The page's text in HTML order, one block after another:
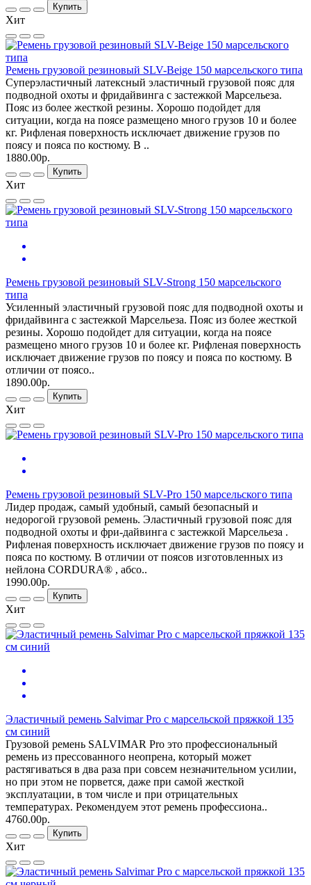
Купить
Хит
Ремень грузовой резиновый SLV-Beige 150 марсельского типа
Суперэластичный латексный эластичный грузовой пояс для
подводной охоты и фридайвинга с застежкой Марсельеза.
Пояс из более жесткой резины. Хорошо подойдет для
ситуации, когда на поясе размещено много грузов 10 и более
кг. Рифленая поверхность исключает движение грузов по
поясу и пояса по костюму. В ..
1880.00р.
Купить
Хит
Ремень грузовой резиновый SLV-Strong 150 марсельского
типа
Усиленный эластичный грузовой пояс для подводной охоты и
фридайвинга с застежкой Марсельеза. Пояс из более жесткой
резины. Хорошо подойдет для ситуации, когда на поясе
размещено много грузов 10 и более кг. Рифленая поверхность
исключает движение грузов по поясу и пояса по костюму. В
отличии от поясо..
1890.00р.
Купить
Хит
Ремень грузовой резиновый SLV-Pro 150 марсельского типа
Лидер продаж, самый удобный, самый безопасный и
недорогой грузовой ремень. Эластичный грузовой пояс для
подводной охоты и фри-дайвинга с застежкой Марсельеза .
Рифленая поверхность исключает движение грузов по поясу и
пояса по костюму. В отличии от поясов изготовленных из
нейлона CORDURA® , абсо..
1990.00р.
Купить
Хит
Эластичный ремень Salvimar Pro с марсельской пряжкой 135
см синий
Грузовой ремень SALVIMAR Pro это профессиональный
ремень из прессованного неопрена, который может
растягиваться в два раза при совсем незначительном усилии,
но при этом не порвется, даже при самой жесткой
эксплуатации, в том числе и при отрицательных
температурах. Рекомендуем этот ремень профессиона..
4760.00р.
Купить
Хит